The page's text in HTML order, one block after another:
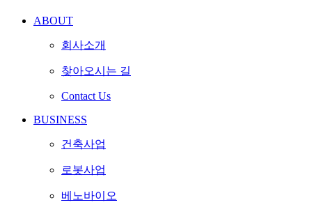
ABOUT
회사소개
찾아오시는 길
Contact Us
BUSINESS
건축사업
로봇사업
베노바이오